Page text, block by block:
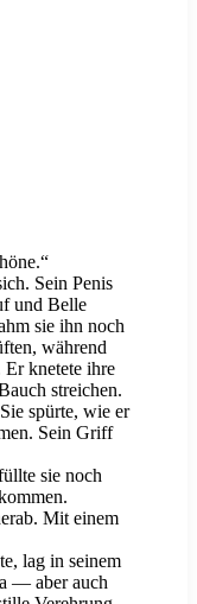
Sein Penis
und Belle
sie ihn noch
während
Er knetete ihre
streichen.
spürte, wie er
Sein Griff
sie noch
Mit einem
lag in seinem
— aber auch